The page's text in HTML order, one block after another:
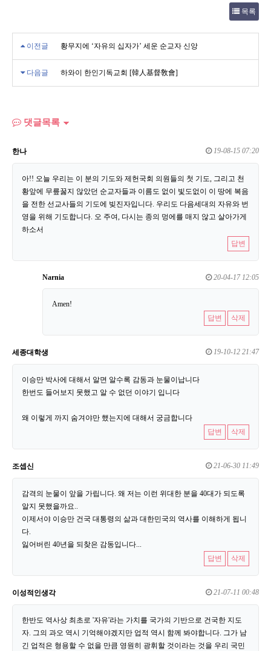
목록
이전글 황무지에 ‘자유의 십자가’ 세운 순교자 신앙
다음글 하와이 한인기독교회 [韓人基督敎會]
댓글목록
한나 19-08-15 07:20
아!! 오늘 우리는 이 분의 기도와 제헌국회 의원들의 첫 기도, 그리고 천
황앞에 무릎꿇지 않았던 순교자들과 이름도 없이 빛도없이 이 땅에 복음
을 전한 선교사들의 기도에 빚진자입니다. 우리도 다음세대의 자유와 번
영을 위해 기도합니다. 오 주여, 다시는 종의 멍에를 매지 않고 살아가게
하소서
답변
Narnia 20-04-17 12:05
Amen!
답변
삭제
세종대학생 19-10-12 21:47
이승만 박사에 대해서 알면 알수록 감동과 눈물이납니다
한번도 들어보지 못했고 알 수 없던 이야기 입니다
왜 이렇게 까지 숨겨야만 했는지에 대해서 궁금합니다
답변
삭제
조셉신 21-06-30 11:49
감격의 눈물이 앞을 가립니다. 왜 저는 이런 위대한 분을 40대가 되도록
알지 못했을까요..
이제서야 이승만 건국 대통령의 삶과 대한민국의 역사를 이해하게 됩니
다.
잃어버린 40년을 되찾은 감동입니다...
답변
삭제
이성적인생각 21-07-11 00:48
한반도 역사상 최초로 '자유'라는 가치를 국가의 기반으로 건국한 지도
자. 그의 과오 역시 기억해야겠지만 업적 역시 함께 봐야합니다. 그가 남
긴 업적은 형용할 수 없을 만큼 영원히 광휘할 것이라는 것을 우리 국민